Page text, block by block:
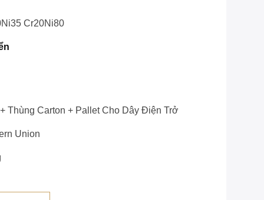
Cr20Ni80
Thùng Carton + Pallet Cho Dây Điện Trở
Union